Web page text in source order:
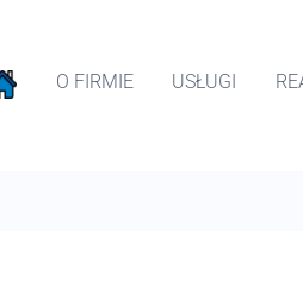
O FIRMIE USŁUGI